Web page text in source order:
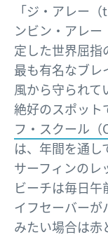
「ジ・アレー
ンビン・アレ
定した世界屈指
最も有名なブレ
風から守られて
絶好のスポット
フ・スクール
は、年間を通し
サーフィンのレ
ビーチは毎日
イフセーバーが
みたい場合は赤